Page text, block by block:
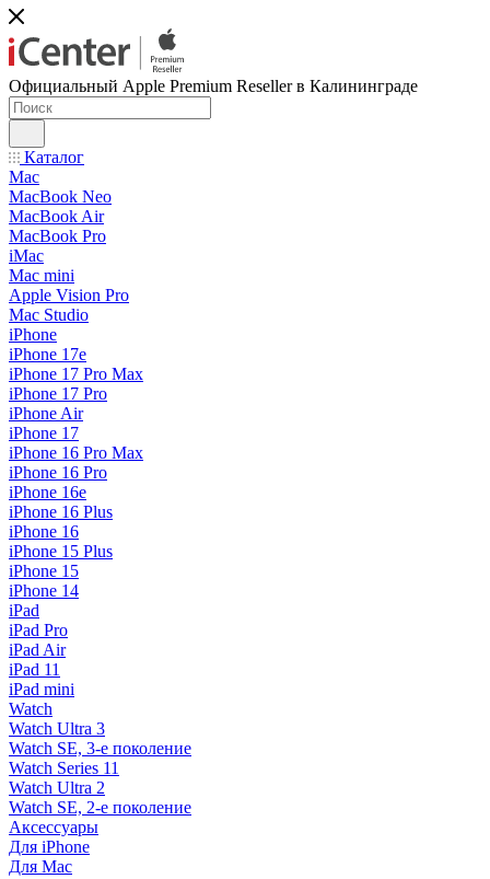
Официальный Apple Premium Reseller в Калининграде
Каталог
Mac
MacBook Neo
MacBook Air
MacBook Pro
iMac
Mac mini
Apple Vision Pro
Mac Studio
iPhone
iPhone 17e
iPhone 17 Pro Max
iPhone 17 Pro
iPhone Air
iPhone 17
iPhone 16 Pro Max
iPhone 16 Pro
iPhone 16e
iPhone 16 Plus
iPhone 16
iPhone 15 Plus
iPhone 15
iPhone 14
iPad
iPad Pro
iPad Air
iPad 11
iPad mini
Watch
Watch Ultra 3
Watch SE, 3-е поколение
Watch Series 11
Watch Ultra 2
Watch SE, 2-е поколение
Аксессуары
Для iPhone
Для Mac